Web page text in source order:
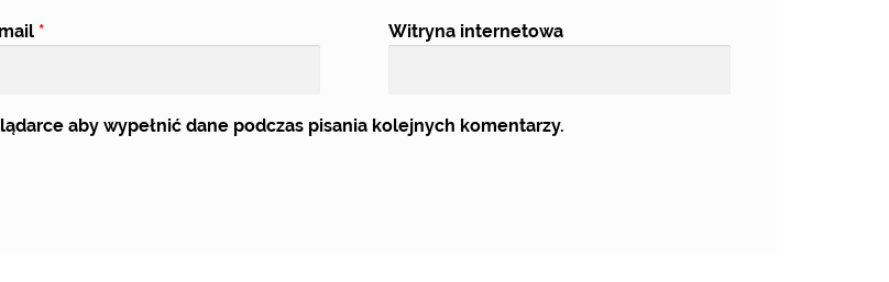
* Witryna internetowa
aby wypełnić dane podczas pisania kolejnych komentarzy.